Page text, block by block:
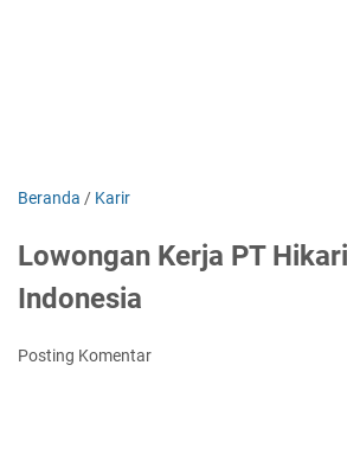
Beranda / Karir
Lowongan Kerja PT
Indonesia
Posting Komentar